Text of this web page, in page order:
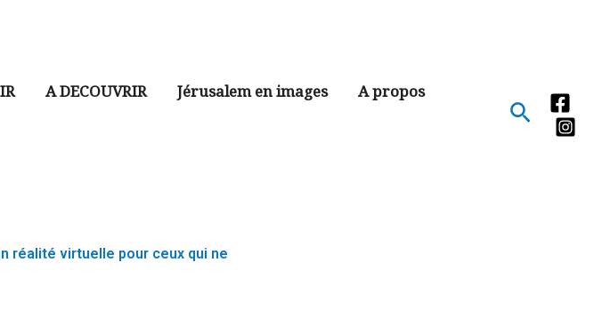
A DECOUVRIR Jérusalem en images A propos
réalité virtuelle pour ceux qui ne